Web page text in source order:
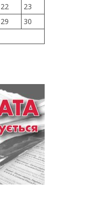
22
23
29
30